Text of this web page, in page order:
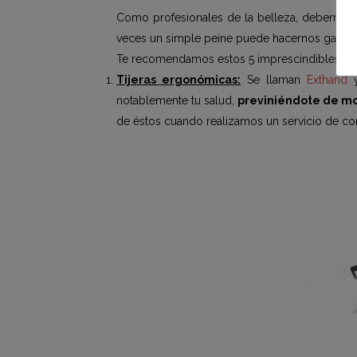
Como profesionales de la belleza, debemos
veces un simple peine puede hacernos
Te recomendamos estos 5 imprescindibles
Tijeras ergonómicas: Se llaman Exthand
notablemente tu salud, previniéndote de
de éstos cuando realizamos un servicio de